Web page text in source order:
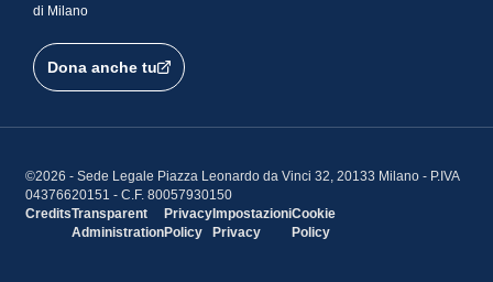
di Milano
Dona anche tu
©2026 - Sede Legale Piazza Leonardo da Vinci 32, 20133 Milano - P.IVA
04376620151 - C.F. 80057930150
CreditsTransparent
Administration
Privacy
Policy
Impostazioni
Privacy
Cookie
Policy